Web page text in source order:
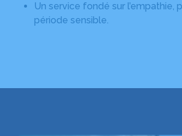
Un service fondé sur
période sensible.